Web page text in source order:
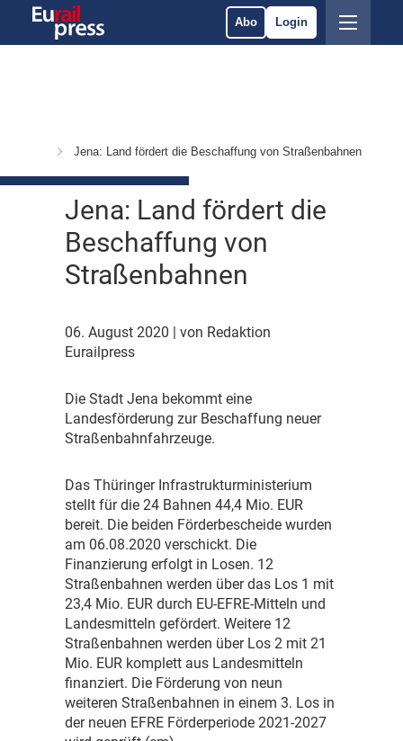
Abo Login
Jena: Land fördert die Beschaffung von Straßenbahnen
Jena: Land fördert die
Beschaffung von
Straßenbahnen
06. August 2020
| von Redaktion
Eurailpress
Die Stadt Jena bekommt eine
Landesförderung zur Beschaffung neuer
Straßenbahnfahrzeuge.
Das Thüringer Infrastrukturministerium
stellt für die 24 Bahnen 44,4 Mio. EUR
bereit. Die beiden Förderbescheide wurden
am 06.08.2020 verschickt. Die
Finanzierung erfolgt in Losen. 12
Straßenbahnen werden über das Los 1 mit
23,4 Mio. EUR durch EU-EFRE-Mitteln und
Landesmitteln gefördert. Weitere 12
Straßenbahnen werden über Los 2 mit 21
Mio. EUR komplett aus Landesmitteln
finanziert. Die Förderung von neun
weiteren Straßenbahnen in einem 3. Los in
der neuen EFRE Förderperiode 2021-2027